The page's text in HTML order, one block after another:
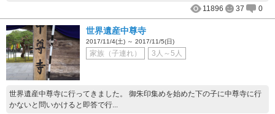
11896
37 0
世界遺産中尊寺
2017/11/4(土) ～ 2017/11/5(日)
家族（子連れ） 3人～5人
世界遺産中尊寺に行ってきました。 御朱印集めを始めた下の子に中尊寺に行
かないと問いかけると即答で行...